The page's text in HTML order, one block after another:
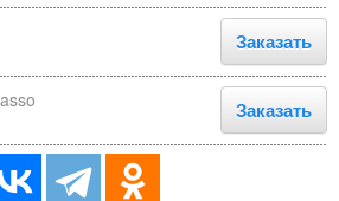
Заказать
Заказать